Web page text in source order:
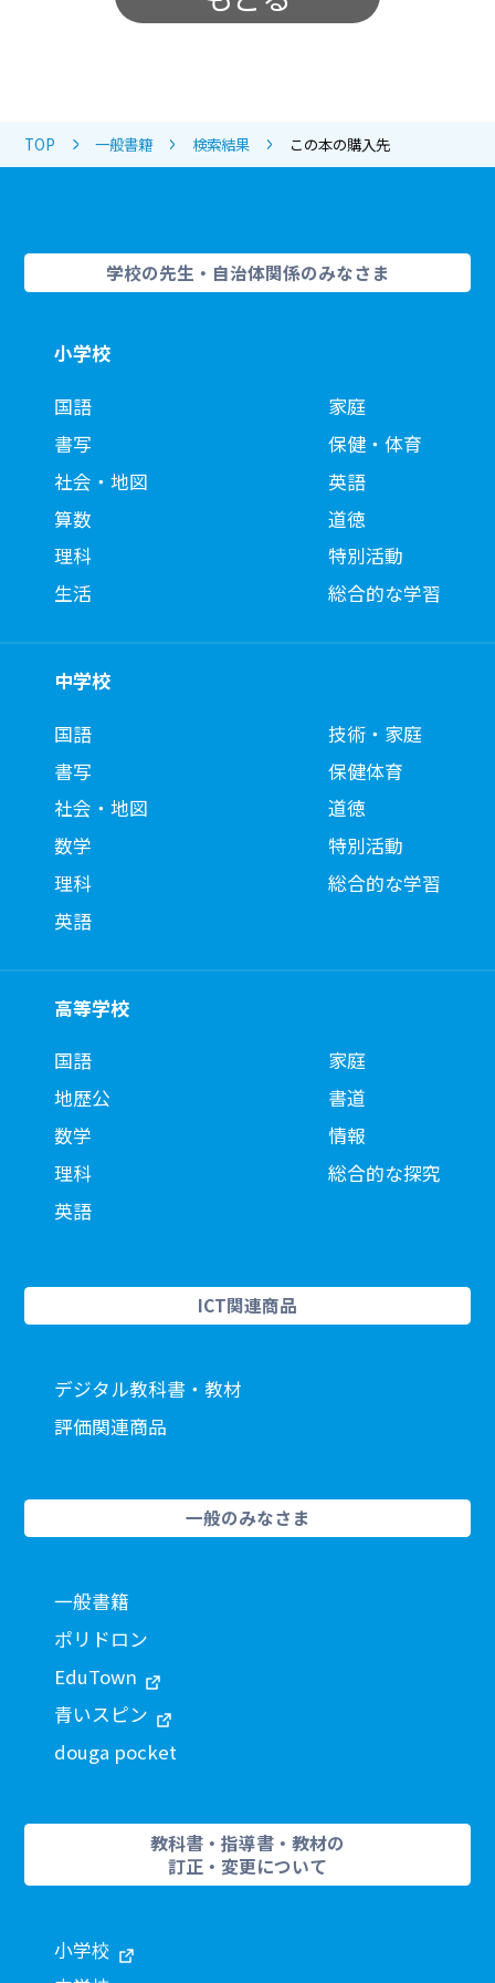
TOP 一般書籍 検索結果 この本の購入先
学校の先生・自治体関係のみなさま
小学校
国語
書写
社会・地図
算数
理科
生活
家庭
保健・体育
英語
道徳
特別活動
総合的な学習
中学校
国語
書写
社会・地図
数学
理科
英語
技術・家庭
保健体育
道徳
特別活動
総合的な学習
高等学校
国語
地歴公
数学
理科
英語
家庭
書道
情報
総合的な探究
ICT関連商品
デジタル教科書・教材
評価関連商品
一般のみなさま
一般書籍
ポリドロン
EduTown
青いスピン
douga pocket
教科書・指導書・教材の
訂正・変更について
小学校